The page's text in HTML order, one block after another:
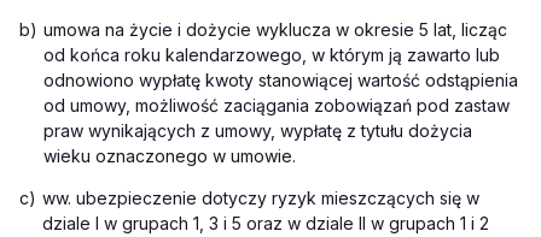
b) umowa na życie i dożycie wyklucza w okresie 5 lat, licząc
od końca roku kalendarzowego, w którym ją zawarto lub
odnowiono wypłatę kwoty stanowiącej wartość odstąpienia
od umowy, możliwość zaciągania zobowiązań pod zastaw
praw wynikających z umowy, wypłatę z tytułu dożycia
wieku oznaczonego w umowie.
c) ww. ubezpieczenie dotyczy ryzyk mieszczących się w
dziale I w grupach 1, 3 i 5 oraz w dziale II w grupach 1 i 2